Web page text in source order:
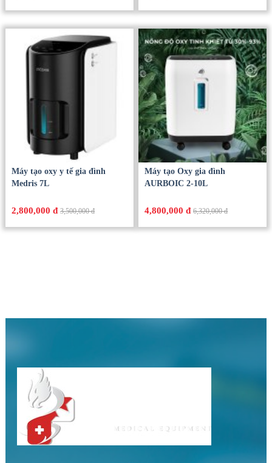
Máy tạo oxy y tế gia đình
Medris 7L
2,800,000 đ 3,500,000 đ
Máy tạo Oxy gia đình
AURBOIC 2-10L
4,800,000 đ 6,320,000 đ